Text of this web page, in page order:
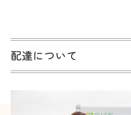
配達について